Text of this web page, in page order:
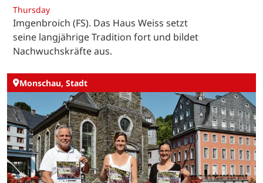
Thursday
Imgenbroich (FS). Das Haus Weiss setzt
seine langjährige Tradition fort und bildet
Nachwuchskräfte aus.
Monschau, Stadt